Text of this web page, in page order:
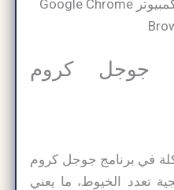
جوجل كروم
في برنامج جوجل كروم
تعدد الخيوط، ما يعني